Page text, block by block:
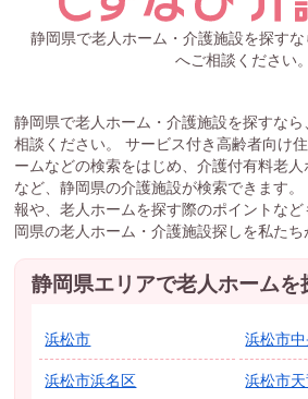
静岡県で老人ホーム・介護施設を探す
へご相談ください。
静岡県で老人ホーム・介護施設を探すな
相談ください。 サービス付き高齢者向け
ームなどの検索をはじめ、介護付有料老
など、静岡県の介護施設が検索できます
報や、老人ホームを探す際のポイントな
岡県の老人ホーム・介護施設探しを私たち
静岡県エリアで老人ホームを
浜松市 浜松市
浜松市浜名区 浜松市